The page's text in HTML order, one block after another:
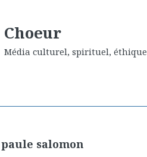
Choeur
Média culturel, spirituel, éthique
paule salomon